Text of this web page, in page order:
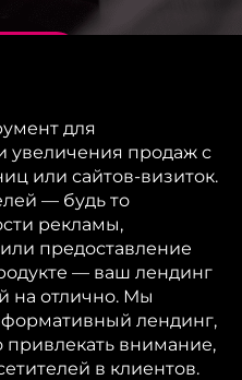
для
увеличения продаж с
или сайтов-визиток.
— будь то
рекламы,
предоставление
— ваш лендинг
на отлично. Мы
лендинг,
привлекать внимание,
в клиентов.